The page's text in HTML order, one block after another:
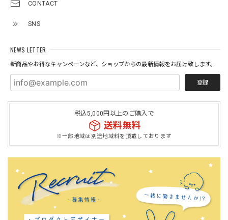
CONTACT
SNS
NEWS LETTER
新商品やお得なキャンペーンなど、ショップからの最新情報をお届け致します。
登録
税込5,000円以上のご購入で
送料無料
※一部地域は別途地域料を頂戴しております